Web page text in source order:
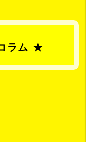
ラム ★